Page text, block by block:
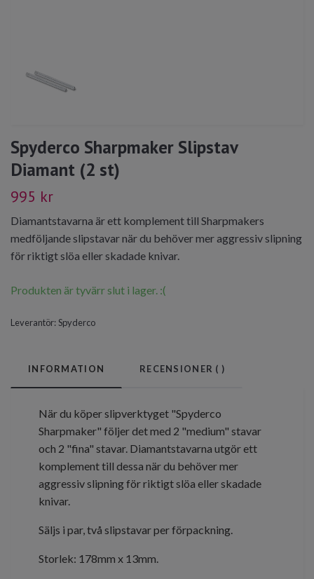
Spyderco Sharpmaker Slipstav
Diamant (2 st)
995 kr
Diamantstavarna är ett komplement till Sharpmakers
medföljande slipstavar när du behöver mer aggressiv slipning
för riktigt slöa eller skadade knivar.
Produkten är tyvärr slut i lager. :(
Leverantör:Spyderco
INFORMATION RECENSIONER ( )
När du köper slipverktyget "Spyderco
Sharpmaker" följer det med 2 "medium" stavar
och 2 "fina" stavar. Diamantstavarna utgör ett
komplement till dessa när du behöver mer
aggressiv slipning för riktigt slöa eller skadade
knivar.
Säljs i par, två slipstavar per förpackning.
Storlek: 178mm x 13mm.